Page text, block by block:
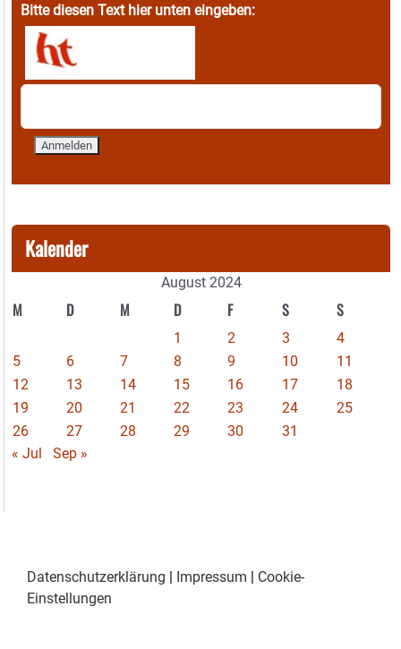
Bitte diesen Text hier unten eingeben:
Kalender
August 2024
M D M D F S S
1 2 3
4
5
6 7 8 9 10
11
12
13 14 15 16 17
18
19
20 21 22 23 24
25
26
27 28 29 30
31
« Jul
Sep »
Datenschutzerklärung | Impressum | Cookie-
Einstellungen